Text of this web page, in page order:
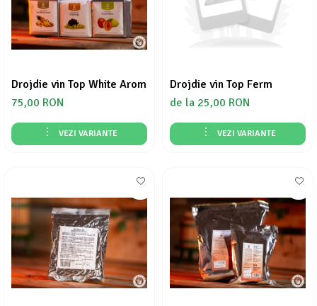
Drojdie vin Top White Arom
75,00 RON
VEZI VARIANTE
Drojdie vin Top Ferm
de la 25,00 RON
VEZI VARIANTE